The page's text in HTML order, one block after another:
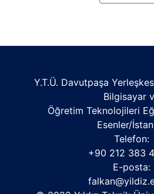
Y.T.Ü. Davutpaşa
Bilgisayar
Öğretim Teknolojileri
Esenler/
Telefon:
+90 212 383
E-posta: